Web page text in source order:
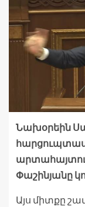
Նախօրեին
Փաշինյանը
Այս միտքը